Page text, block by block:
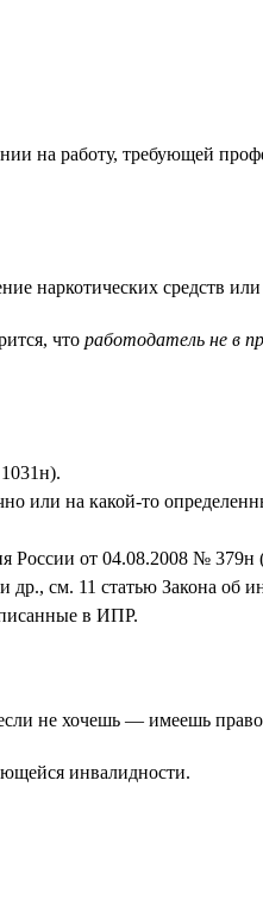
на работу, требующей
наркотических средств
что работодатель не в
или на какой-то
России от 04.08.2008 № 379н
см. 11 статью Закона об
в ИПР.
не хочешь — имеешь
инвалидности.